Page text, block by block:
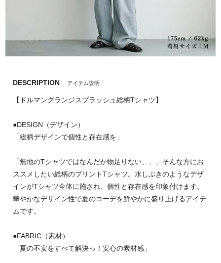
DESCRIPTION アイテム説明
【ドルマングランジスプラッシュ総柄Tシャツ】
●DESIGN（デザイン）
「総柄デザインで個性と存在感を」
「無地のTシャツではなんだか物足りない、、」そんな方にお
ススメしたい総柄のプリントTシャツ。水しぶきのようなデザ
インがTシャツ全体に施され、個性と存在感を印象付けます。
華やかなデザイン性で夏のコーデを鮮やかに盛り上げるアイテ
ムです。
●FABRIC（素材）
「夏の不安をすべて解決っ！安心の素材感」